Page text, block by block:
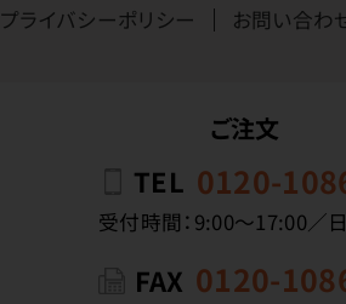
プライバシーポリシー
お問い合わ
ご注文
TEL 0120-
受付時間：9:00〜17:00／
FAX 0120-